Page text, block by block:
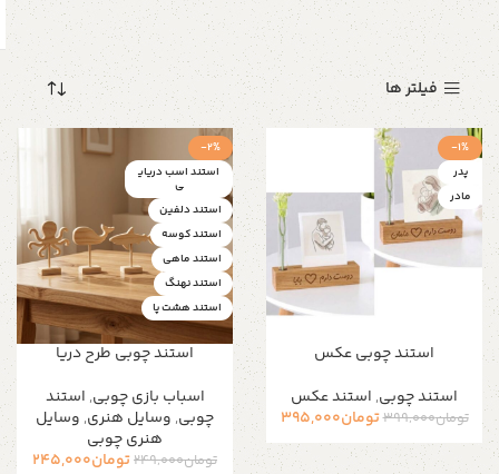
فیلتر ها
-1%
پدر
مادر
استند چوبی عکس
استند چوبی, استند عکس
تومان399,000تومان395,000
-2%
استند اسب دریای
ی
استند دلفین
استند کوسه
استند ماهی
استند نهنگ
استند هشت پا
استند چوبی طرح دریا
اسباب بازی چوبی, استند
چوبی, وسایل هنری, وسایل
هنری چوبی
تومان249,000تومان245,000